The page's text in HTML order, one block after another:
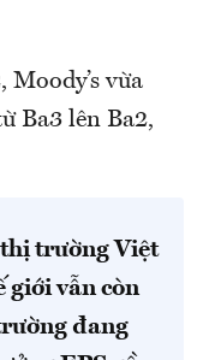
vừa
Ba3 lên Ba2,
trường Việt
giới vẫn còn
đang